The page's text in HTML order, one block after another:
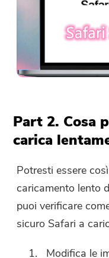
Part 2. Cosa
carica
Potresti essere
caricamento lento
puoi verificare
sicuro Safari a
Modifica le